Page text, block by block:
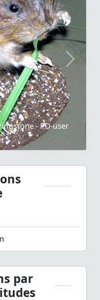
- PD-user
Next
par